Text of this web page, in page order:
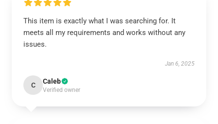
This item is exactly what I was searching for. It
meets all my requirements and works without any
issues.
Jan 6, 2025
C Caleb
Verified owner